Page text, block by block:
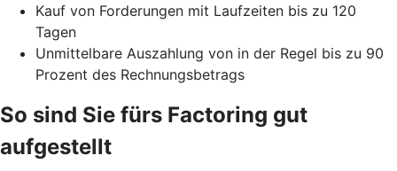
Kauf von Forderungen mit Laufzeiten bis zu 120
Tagen
Unmittelbare Auszahlung von in der Regel bis zu 90
Prozent des Rechnungsbetrags
So sind Sie fürs Factoring gut
aufgestellt